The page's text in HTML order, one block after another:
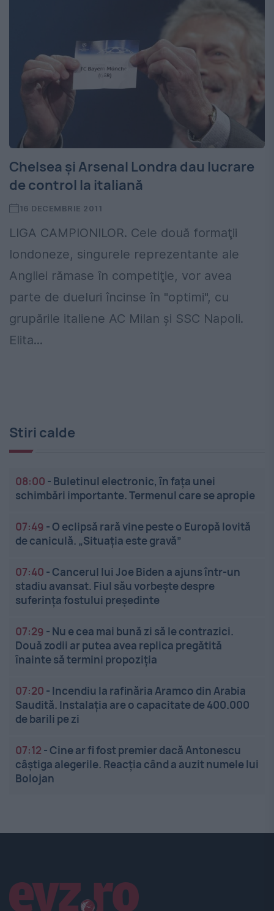
Chelsea şi Arsenal Londra dau lucrare
de control la italiană
16 DECEMBRIE 2011
LIGA CAMPIONILOR. Cele două formaţii
londoneze, singurele reprezentante ale
Angliei rămase în competiţie, vor avea
parte de dueluri încinse în "optimi", cu
grupările italiene AC Milan şi SSC Napoli.
Elita...
Stiri calde
08:00 - Buletinul electronic, în fața unei
schimbări importante. Termenul care se apropie
07:49 -O eclipsă rară vine peste o Europă lovită
de caniculă. „Situația este gravă”
07:40 -Cancerul lui Joe Biden a ajuns într-un
stadiu avansat. Fiul său vorbește despre
suferința fostului președinte
07:29 - Nu e cea mai bună zi să le contrazici.
Două zodii ar putea avea replica pregătită
înainte să termini propoziția
07:20 - Incendiu la rafinăria Aramco din Arabia
Saudită. Instalația are o capacitate de 400.000
de barili pe zi
07:12 -Cine ar fi fost premier dacă Antonescu
câștiga alegerile. Reacția când a auzit numele lui
Bolojan
Linkuri utile